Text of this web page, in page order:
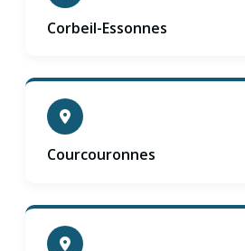
Corbeil-Essonnes
Courcouronnes